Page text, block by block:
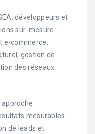
développeurs et
sur-mesure :
e-commerce,
gestion de
des réseaux
approche
mesurables :
de leads et